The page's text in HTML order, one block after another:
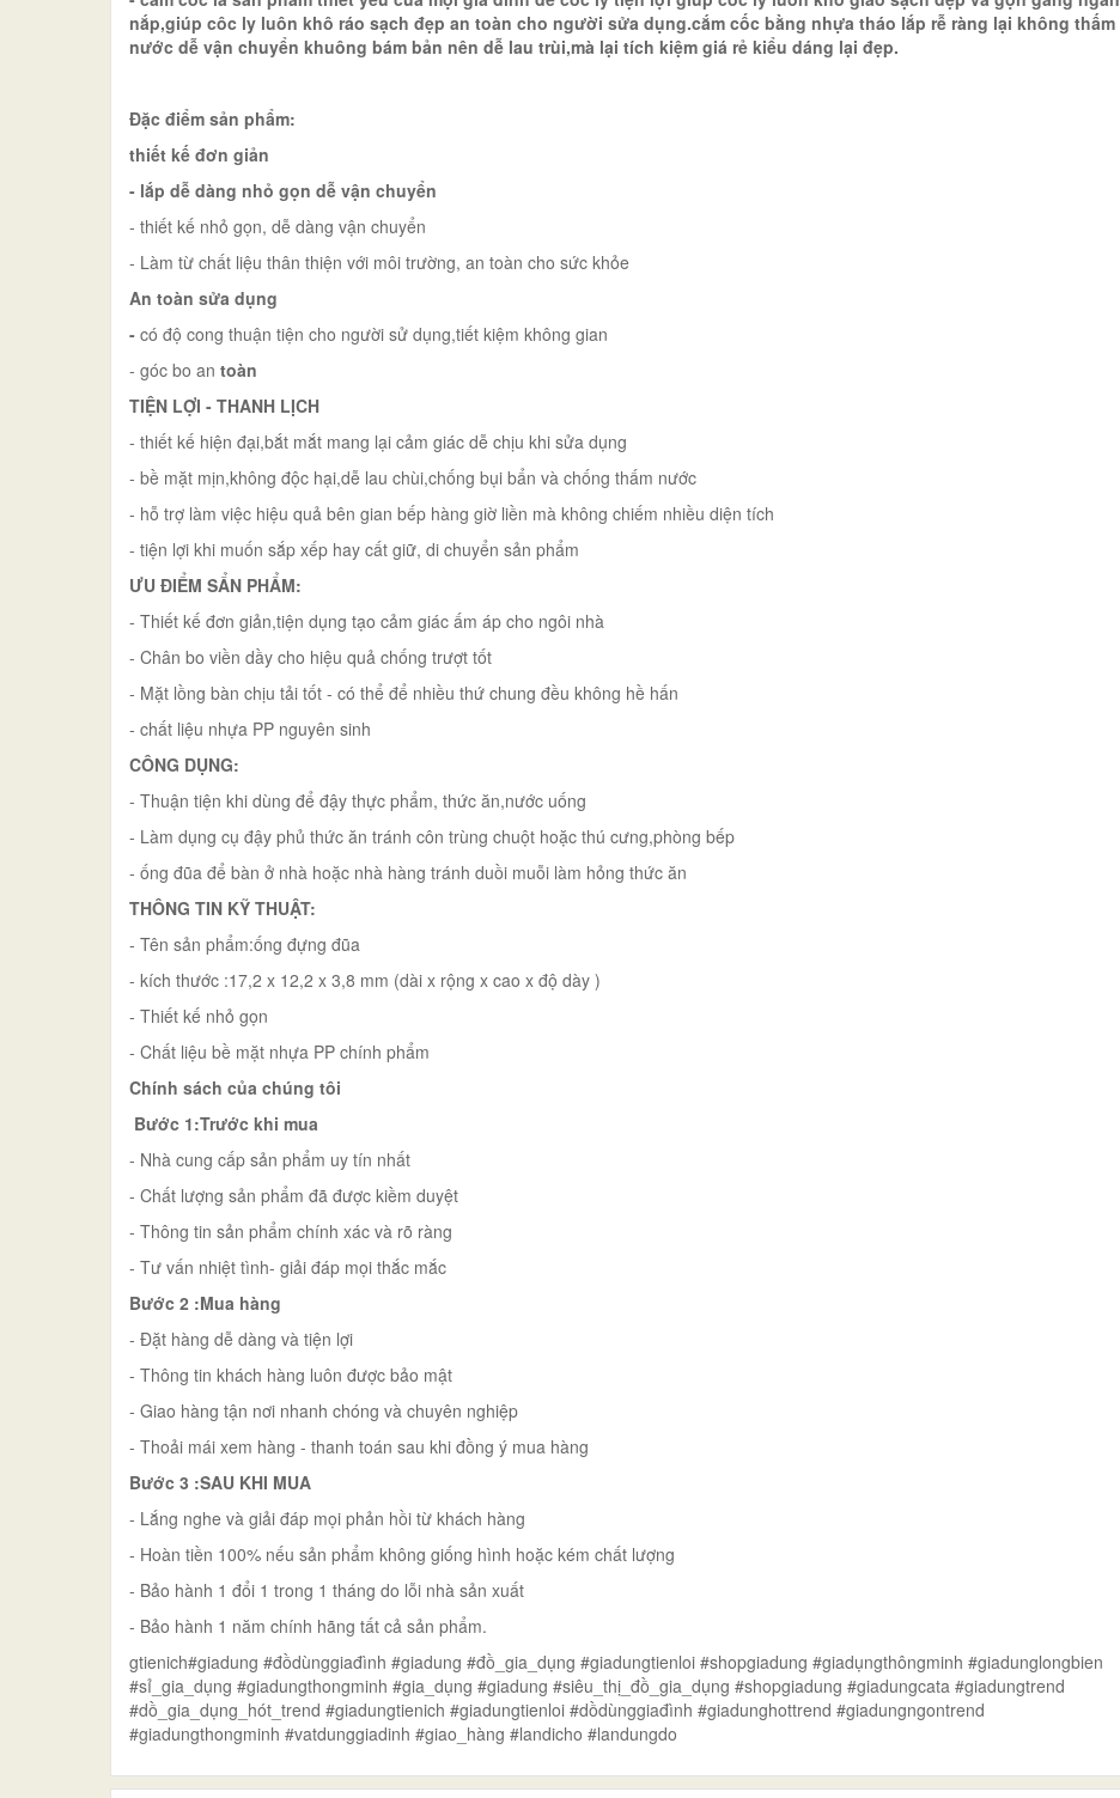
nắp,giúp côc ly luôn khô ráo sạch đẹp an toàn cho người sửa dụng.cắm cốc bằng nhựa tháo lắp rễ ràng lại không thấm
nước dễ vận chuyển khuông bám bản nên dễ lau trùi,mà lại tích kiệm giá rẻ kiểu dáng lại đẹp.
Đặc điểm sản phẩm:
thiết kế đơn giản
- lắp dễ dàng nhỏ gọn dễ vận chuyển
- thiết kế nhỏ gọn, dễ dàng vận chuyển
- Làm từ chất liệu thân thiện với môi trường, an toàn cho sức khỏe
An toàn sửa dụng
- có độ cong thuận tiện cho người sử dụng,tiết kiệm không gian
- góc bo an toàn
TIỆN LỢI - THANH LỊCH
- thiết kế hiện đại,bắt mắt mang lại cảm giác dễ chịu khi sửa dụng
- bề mặt mịn,không độc hại,dễ lau chùi,chống bụi bẩn và chống thấm nước
- hỗ trợ làm việc hiệu quả bên gian bếp hàng giờ liền mà không chiếm nhiều diện tích
- tiện lợi khi muốn sắp xếp hay cất giữ, di chuyển sản phẩm
ƯU ĐIỂM SẨN PHẨM:
- Thiết kế đơn giản,tiện dụng tạo cảm giác ấm áp cho ngôi nhà
- Chân bo viền dầy cho hiệu quả chống trượt tốt
- Mặt lồng bàn chịu tải tốt - có thể để nhiều thứ chung đều không hề hấn
- chất liệu nhựa PP nguyên sinh
CÔNG DỤNG:
- Thuận tiện khi dùng để đậy thực phẩm, thức ăn,nước uống
- Làm dụng cụ đậy phủ thức ăn tránh côn trùng chuột hoặc thú cưng,phòng bếp
- ống đũa để bàn ở nhà hoặc nhà hàng tránh duồi muỗi làm hỏng thức ăn
THÔNG TIN KỸ THUẬT:
- Tên sản phẩm:ống đựng đũa
- kích thước :17,2 x 12,2 x 3,8 mm (dài x rộng x cao x độ dày )
- Thiết kế nhỏ gọn
- Chất liệu bề mặt nhựa PP chính phẩm
Chính sách của chúng tôi
Bước 1:Trước khi mua
- Nhà cung cấp sản phẩm uy tín nhất
- Chất lượng sản phẩm đã được kiềm duyệt
- Thông tin sản phẩm chính xác và rõ ràng
- Tư vấn nhiệt tình- giải đáp mọi thắc mắc
Bước 2 :Mua hàng
- Đặt hàng dễ dàng và tiện lợi
- Thông tin khách hàng luôn được bảo mật
- Giao hàng tận nơi nhanh chóng và chuyên nghiệp
- Thoải mái xem hàng - thanh toán sau khi đồng ý mua hàng
Bước 3 :SAU KHI MUA
- Lắng nghe và giải đáp mọi phản hồi từ khách hàng
- Hoàn tiền 100% nếu sản phẩm không giống hình hoặc kém chất lượng
- Bảo hành 1 đổi 1 trong 1 tháng do lỗi nhà sản xuất
- Bảo hành 1 năm chính hãng tất cả sản phẩm.
gtienich#giadung #đồdùnggiađình #giadung #đồ_gia_dụng #giadungtienloi #shopgiadung #giadụngthôngminh #giadunglongbien
#sỉ_gia_dụng #giadungthongminh #gia_dụng #giadung #siêu_thị_đồ_gia_dụng #shopgiadung #giadungcata #giadungtrend
#dồ_gia_dụng_hót_trend #giadungtienich #giadungtienloi #dồdùnggiađình #giadunghottrend #giadungngontrend
#giadungthongminh #vatdunggiadinh #giao_hàng #landicho #landungdo